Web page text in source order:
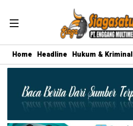
Home Headline Hukum & Kriminal